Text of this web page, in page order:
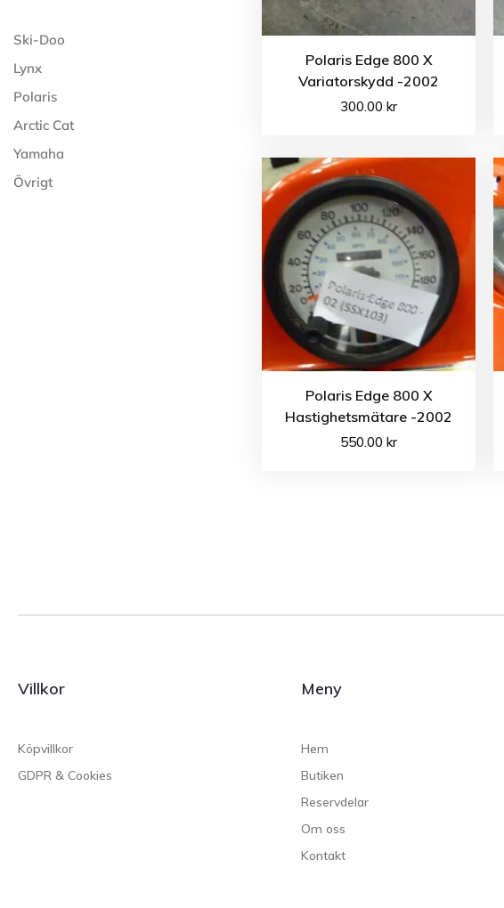
Ski-Doo
Lynx
Polaris
Arctic Cat
Yamaha
Övrigt
Polaris Edge 800 X
Variatorskydd -2002
300.00kr
Polaris Edge 800 X
Hastighetsmätare -2002
550.00kr
Villkor
Köpvillkor
GDPR & Cookies
Meny
Hem
Butiken
Reservdelar
Om oss
Kontakt